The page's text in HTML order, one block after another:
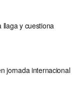
llaga y cuestiona
jornada internacional